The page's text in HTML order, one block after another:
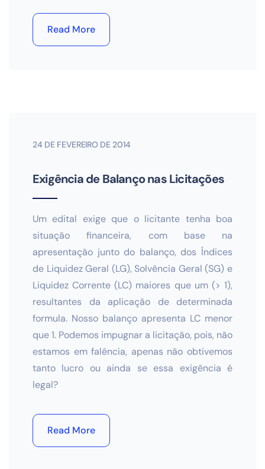
Read More
24 DE FEVEREIRO DE 2014
Exigência de Balanço nas Licitações
Um edital exige que o licitante tenha boa
situação financeira, com base na
apresentação junto do balanço, dos Índices
de Liquidez Geral (LG), Solvência Geral (SG) e
Liquidez Corrente (LC) maiores que um (> 1),
resultantes da aplicação de determinada
formula. Nosso balanço apresenta LC menor
que 1. Podemos impugnar a licitação, pois, não
estamos em falência, apenas não obtivemos
tanto lucro ou ainda se essa exigência é
legal?
Read More